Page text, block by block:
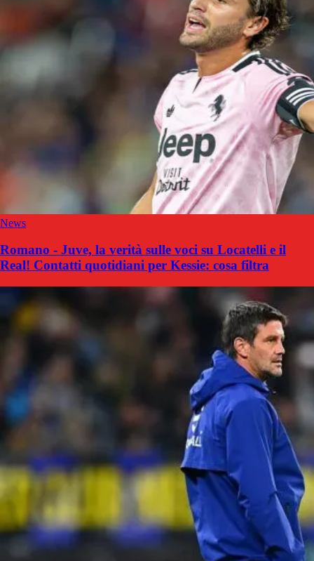
News
Romano - Juve, la verità sulle voci su Locatelli e il
Real! Contatti quotidiani per Kessie: cosa filtra